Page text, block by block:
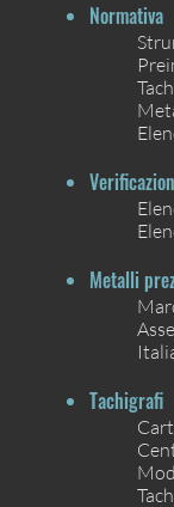
Normativa
Metalli
Tachigrafi